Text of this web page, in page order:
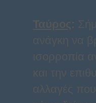
Ταύρος:
ανάγκη να
ισορροπία
και την
αλλαγές